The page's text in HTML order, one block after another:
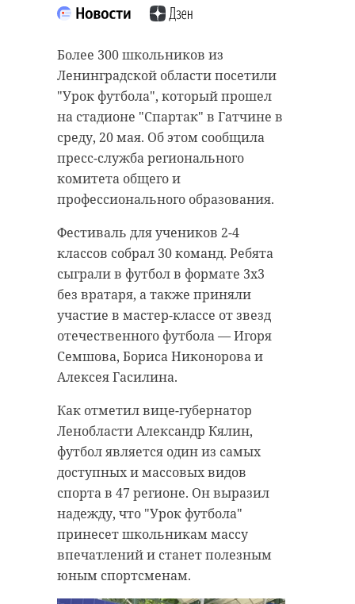
Более 300 школьников из
Ленинградской области посетили
"Урок футбола", который прошел
на стадионе "Спартак" в Гатчине в
среду, 20 мая. Об этом сообщила
пресс-служба регионального
комитета общего и
профессионального образования.
Фестиваль для учеников 2-4
классов собрал 30 команд. Ребята
сыграли в футбол в формате 3х3
без вратаря, а также приняли
участие в мастер-классе от звезд
отечественного футбола — Игоря
Семшова, Бориса Никонорова и
Алексея Гасилина.
Как отметил вице-губернатор
Ленобласти Александр Кялин,
футбол является один из самых
доступных и массовых видов
спорта в 47 регионе. Он выразил
надежду, что "Урок футбола"
принесет школьникам массу
впечатлений и станет полезным
юным спортсменам.
Во Всеволожском районе
иностранца приговорили к семи
годам лишения свободы за
убийство соотечественника. Об
этом сообщила пресс-служба
Следкома по Ленинградской
области.
Установлено, что в июле прошлого
года в СНТ "Дубки" 47-летний
мужчина поругался с 41-летним
соотечественником и избил его до
смерти. Он нанес ему не менее 47
ударов в область расположения
жизненно важных органов.
Иностранца признали виновным
в убийстве и назначили
наказание в виде семи лет
лишения свободы с отбыванием в
исправительной колонии строгого
режима.
Фото:
https://www.magnific.com/ru/free-
photo/criminal-
3f74-413c-8166-
Подписывайтесь на нас в
В среду, 20 мая, после девяти часов
утра на 89 километре трассы Р-21
"Кола" 79-летний водитель
автомобиля "Лада Гранта" во
время обгона не справился с
управлением и столкнулся с
грузовиком DAF, который ехал в
попутном направлении. После
этого легковую машину вынесло
на встречную полосу, где она
врезалась в "Хонду Цивик".
В результате столкновения
погибла 40-летняя водитель
"Хонды". 17-летнего пассажира
иномарки и водителя "Лады" в
тяжелом состоянии доставили в
больницу.
Сейчас полиция проводит
проверку и выясняет все
обстоятельства произошедшего,
рассказал заместитель командира
ОБ ДПС 2 Госавтоинспекции ГУ